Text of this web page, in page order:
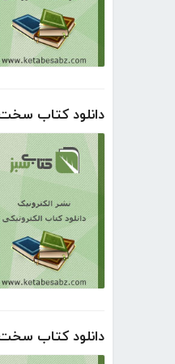
دانلود کتاب
دانلود کتاب